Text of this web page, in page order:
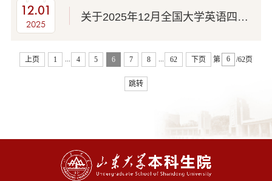
12.01
2025
关于2025年12月全国大学英语四六级考试安排的通知
上页 1 4 5 6 7 8 62 下页 第 /62页
跳转